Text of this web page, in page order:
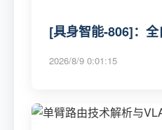
[具身智能-806]：
2026/8/9 0:01:15